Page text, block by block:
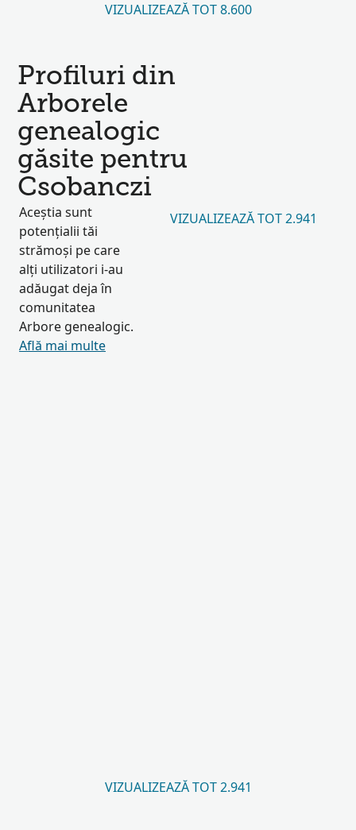
VIZUALIZEAZĂ TOT 8.600
Profiluri din
Arborele
genealogic
găsite pentru
Csobanczi
Aceștia sunt
potențialii tăi
strămoși pe care
alți utilizatori i-au
adăugat deja în
comunitatea
Arbore genealogic.
Află mai multe
VIZUALIZEAZĂ TOT 2.941
VIZUALIZEAZĂ TOT 2.941